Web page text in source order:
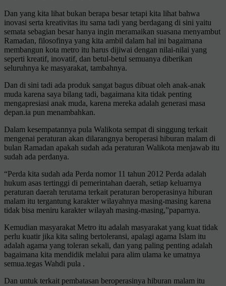
Dan yang kita lihat bukan berapa besar tetapi kita lihat bahwa
inovasi serta kreativitas itu sama tadi yang berdagang di sini yaitu
semata sebagian besar hanya ingin meramaikan suasana menyambut
Ramadan, filosofinya yang kita ambil dalam hal ini bagaimana
membangun kota metro itu harus dijiwai dengan nilai-nilai yang
seperti kreatif, inovatif, dan betul-betul semuanya diberikan
seluruhnya ke masyarakat, tambahnya.
Dan di sini tadi ada produk sangat bagus dibuat oleh anak-anak
muda karena saya bilang tadi, bagaimana kita tidak penting
mengapresiasi anak muda, karena mereka adalah generasi masa
depan.ia pun menambahkan.
Dalam kesempatannya pula Walikota sempat di singgung terkait
mengenai peraturan akan dilarangnya beroperasi hiburan malam di
bulan Ramadan apakah sudah ada peraturan Walikota menjawab itu
sudah ada perdanya.
“Perda kita sudah ada Perda nomor 11 tahun 2012 Perda adalah
hukum asas tertinggi di pemerintahan daerah, setiap keluarnya
peraturan daerah terutama terkait peraturan beroperasinya hiburan
malam itu tergantung karakter wilayahnya masing-masing karena
tidak bisa meniru karakter wilayah masing-masing,”paparnya.
Kemudian masyarakat Metro itu adalah masyarakat yang kuat tidak
perlu kuatir jika kita saling bertoleransi, apalagi agama Islam itu
adalah agama yang toleran sekali, dan yang paling penting adalah
bagaimana kita mendidik melalui para alim ulama ke umatnya
semua.tegas Wahdi pula .
Dan untuk terkait pembatasan beroperasinya hiburan malam itu